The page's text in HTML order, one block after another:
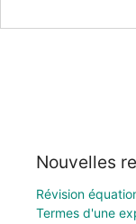
Nouvelles
Révision
Termes d'une